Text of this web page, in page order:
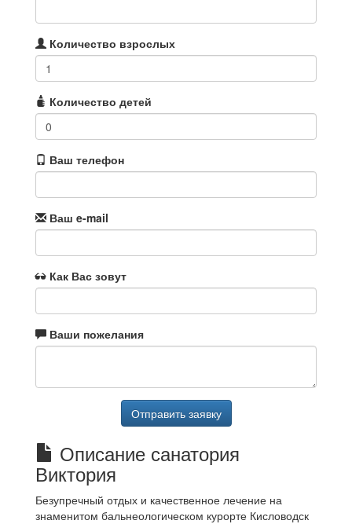
Количество взрослых
Количество детей
Ваш телефон
Ваш e-mail
Как Вас зовут
Ваши пожелания
Отправить заявку
Описание санатория
Виктория
Безупречный отдых и качественное лечение на
знаменитом бальнеологическом курорте Кисловодск